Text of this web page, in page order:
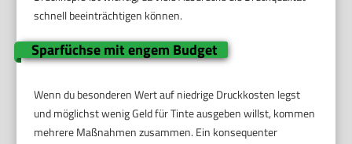
schnell beeinträchtigen können.
Sparfüchse mit engem Budget
Wenn du besonderen Wert auf niedrige Druckkosten legst
und möglichst wenig Geld für Tinte ausgeben willst, kommen
mehrere Maßnahmen zusammen. Ein konsequenter